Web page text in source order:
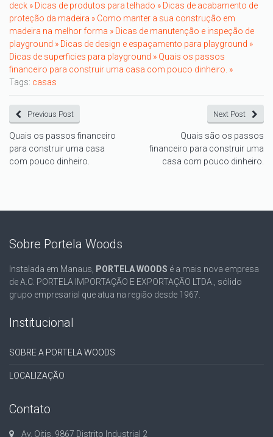
deck » Dicas de produtos para telhado » Dicas de acabamento de
proteção da madeira » Como manter a sua construção em
madeira na melhor forma » Dicas de manutenção e inspeção de
playground » Dicas de design e espaçamento para playground »
Dicas de superficies para playground » Quais os passos
financeiro para construir uma casa com pouco dinheiro. »
Tags: casas
Previous Post
Quais os passos financeiro
para construir uma casa
com pouco dinheiro.
Next Post
Quais são os passos
financeiro para construir uma
casa com pouco dinheiro.
Sobre Portela Woods
Instalada em Manaus, PORTELA WOODS é a mais nova empresa
de A.C. PORTELA IMPORTAÇÃO E EXPORTAÇÃO LTDA., sólido
grupo empresarial que atua na região desde 1967.
Institucional
SOBRE A PORTELA WOODS
LOCALIZAÇÃO
Contato
Av. Oitis, 9867 Distrito Industrial 2